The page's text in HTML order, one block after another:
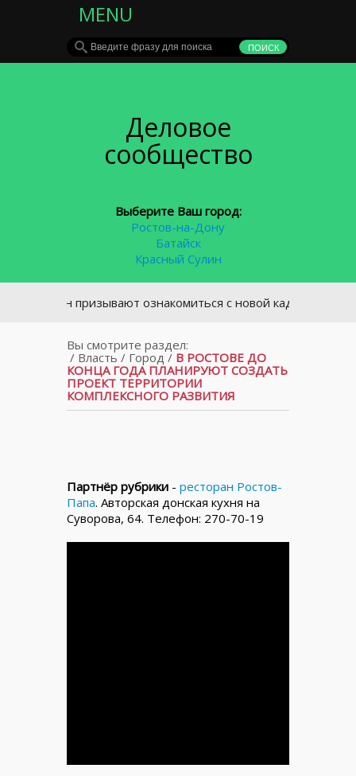
MENU
Деловое
сообщество
Выберите Ваш город:
Ростов-на-Дону
Батайск
Красный Сулин
призывают ознакомиться с новой кадастровой
Вы смотрите раздел:
/ Власть / Город / В РОСТОВЕ ДО
КОНЦА ГОДА ПЛАНИРУЮТ СОЗДАТЬ
ПРОЕКТ ТЕРРИТОРИИ
КОМПЛЕКСНОГО РАЗВИТИЯ
Партнёр рубрики - ресторан Ростов-
Папа. Авторская донская кухня на
Суворова, 64. Телефон: 270-70-19